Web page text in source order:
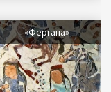
«Фергана»